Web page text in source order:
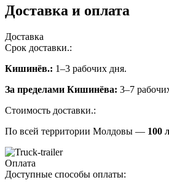
Доставка и оплата
Доставка
Срок доставки.:
Кишинёв.: 1–3 рабочих дня.
За пределами Кишинёва: 3–7
Стоимость доставки.:
По всей территории Молдовы — 100
Оплата
Доступные способы оплаты: